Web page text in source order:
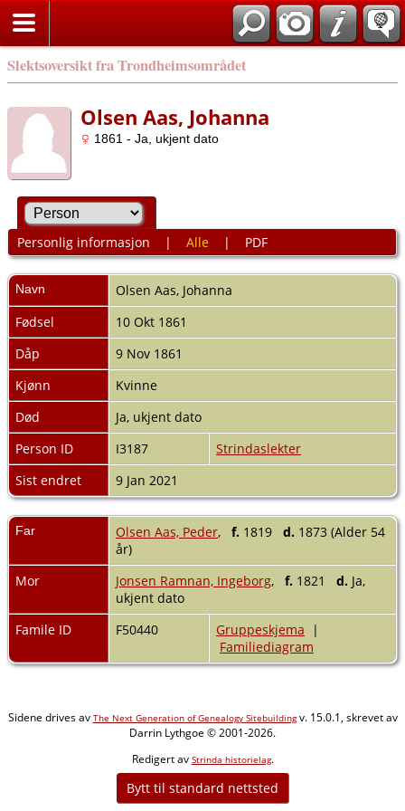
Slektsoversikt fra Trondheimsområdet
Olsen Aas, Johanna
1861 - Ja, ukjent dato
Personlig informasjon | Alle | PDF
Navn Olsen Aas, Johanna
Fødsel
10 Okt 1861
Dåp
9 Nov 1861
Kjønn
Kvinne
Død
Ja, ukjent dato
Person ID
I3187
Strindaslekter
Sist endret
9 Jan 2021
Far Olsen Aas, Peder, f. 1819 d. 1873 (Alder 54
år)
Mor
Jonsen Ramnan, Ingeborg, f. 1821 d. Ja,
ukjent dato
Famile ID
F50440 Gruppeskjema |
Familiediagram
Sidene drives av The Next Generation of Genealogy Sitebuildingv. 15.0.1, skrevet av
Darrin Lythgoe © 2001-2026.
Redigert av Strinda historielag.
Bytt til standard nettsted